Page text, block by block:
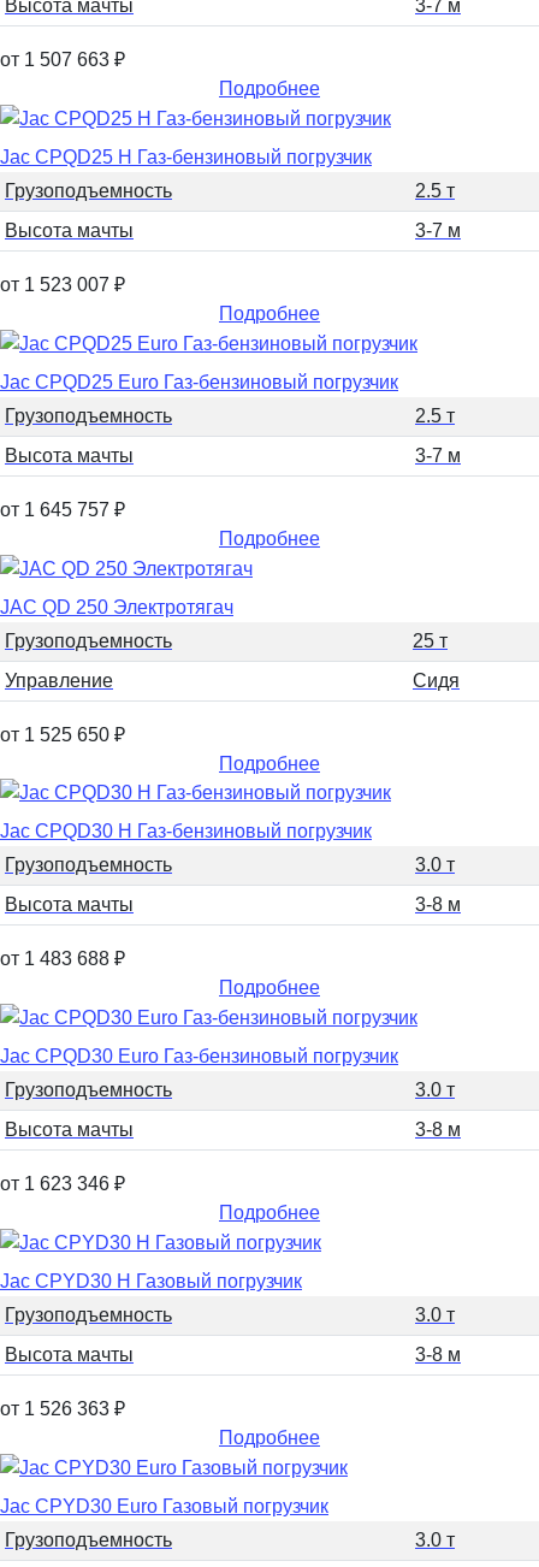
Высота мачты
3-7 м
от 1 507 663 ₽
Подробнее
Jac CPQD25 H Газ-бензиновый погрузчик
Грузоподъемность
2.5 т
Высота мачты
3-7 м
от 1 523 007 ₽
Подробнее
Jac CPQD25 Euro Газ-бензиновый погрузчик
Грузоподъемность
2.5 т
Высота мачты
3-7 м
от 1 645 757 ₽
Подробнее
JAC QD 250 Электротягач
Грузоподъемность
25 т
Управление
Сидя
от 1 525 650 ₽
Подробнее
Jac CPQD30 H Газ-бензиновый погрузчик
Грузоподъемность
3.0 т
Высота мачты
3-8 м
от 1 483 688 ₽
Подробнее
Jac CPQD30 Euro Газ-бензиновый погрузчик
Грузоподъемность
3.0 т
Высота мачты
3-8 м
от 1 623 346 ₽
Подробнее
Jac CPYD30 H Газовый погрузчик
Грузоподъемность
3.0 т
Высота мачты
3-8 м
от 1 526 363 ₽
Подробнее
Jac CPYD30 Euro Газовый погрузчик
Грузоподъемность
3.0 т